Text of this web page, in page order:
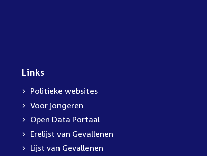
Links
Politieke websites
Voor jongeren
Open Data Portaal
Erelijst van Gevallenen
Lijst van Gevallenen